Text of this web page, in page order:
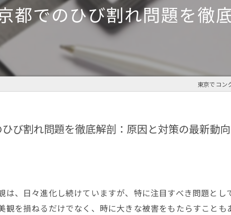
レベーターピット漏水・止水工事
打継ぎ部・コールドジョイント漏水
管貫通部・スリーブ周り漏水
床レベラー工事(セルフレベリング)
都でのひび割れ問題を徹
東京でコン
び割れ問題を徹底解剖：原因と対策の最新動向
は、日々進化し続けていますが、特に注目すべき問題と
観を損ねるだけでなく、時に大きな被害をもたらすこと